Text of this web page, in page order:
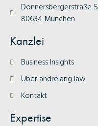
Donnersbergerstraße 5
80634 München
Kanzlei
Business Insights
Über andrelang law
Kontakt
Expertise